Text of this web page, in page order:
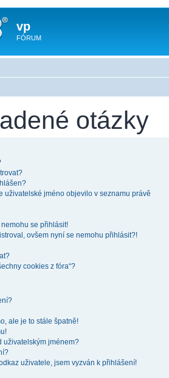
vp
FÓRUM
otázky
uživatelské jméno objevilo v seznamu právě
se přihlásit!
ovšem nyní se nemohu přihlásit?!
cookies z fóra“?
ale je to stále špatně!
uživatelským jménem?
uživatele, jsem vyzván k přihlášení!